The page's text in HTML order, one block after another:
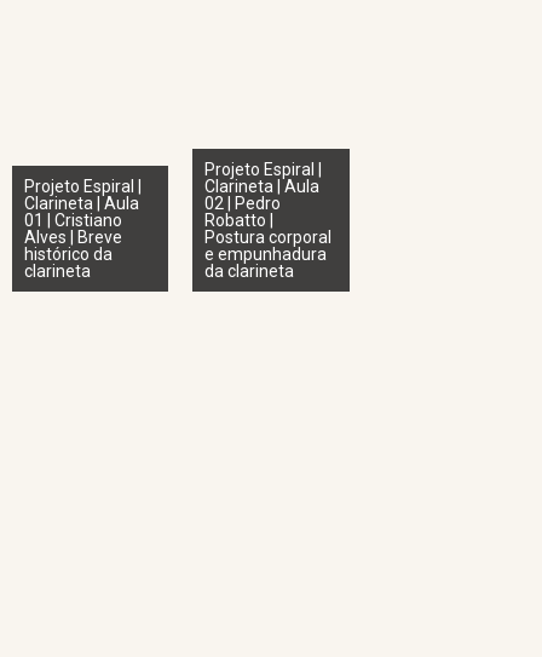
Projeto Espiral |
Clarineta | Aula
01 | Cristiano
Alves | Breve
histórico da
clarineta
Projeto Espiral |
Clarineta | Aula
02 | Pedro
Robatto |
Postura corporal
e empunhadura
da clarineta